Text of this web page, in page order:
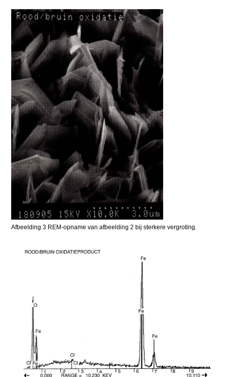
Afbeelding 3 REM-opname van afbeelding 2 bij sterkere vergroting.